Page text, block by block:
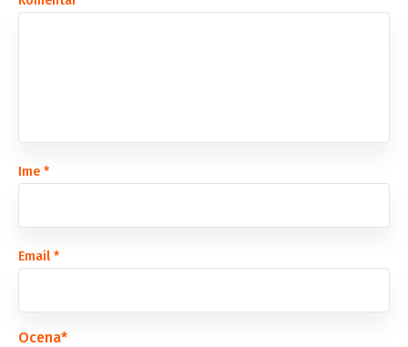
Ime *
Email *
Ocena*